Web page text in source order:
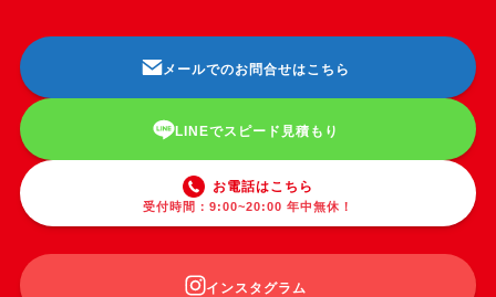
メールでのお問合せはこちら
LINEでスピード見積もり
お電話はこちら
受付時間：9:00~20:00 年中無休！
インスタグラム